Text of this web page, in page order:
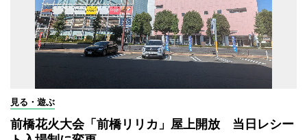
見る・遊ぶ
前橋花火大会「前橋リリカ」屋上開放 当日レシー